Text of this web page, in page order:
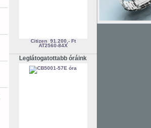
Citizen 91.200,- Ft
AT2560-84X
Leglátogatottabb óráink